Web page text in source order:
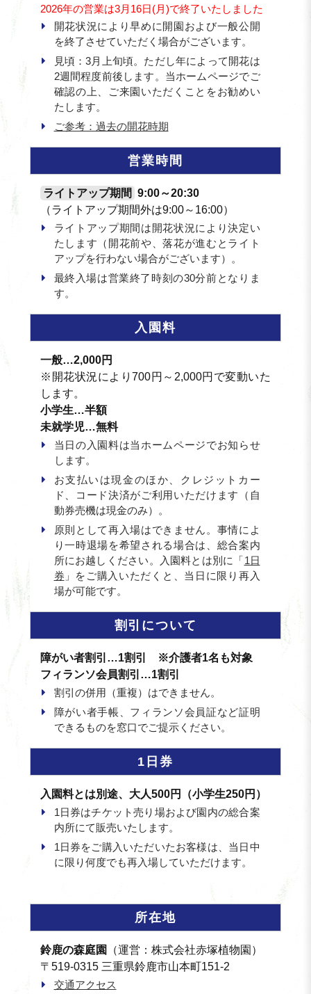
2026年の営業は3月16日(月)で終了いたしました
開花状況により早めに開園および一般公開
を終了させていただく場合がございます。
見頃：3月上旬頃。ただし年によって開花は
2週間程度前後します。当ホームページでご
確認の上、ご来園いただくことをお勧めい
たします。
ご参考：過去の開花時期
営業時間
ライトアップ期間 9:00～20:30
（ライトアップ期間外は9:00～16:00）
ライトアップ期間は開花状況により決定い
たします（開花前や、落花が進むとライト
アップを行わない場合がございます）。
最終入場は営業終了時刻の30分前となりま
す。
入園料
一般…2,000円
※開花状況により700円～2,000円で変動いた
します。
小学生…半額
未就学児…無料
当日の入園料は当ホームページでお知らせ
します。
お支払いは現金のほか、クレジットカー
ド、コード決済がご利用いただけます（自
動券売機は現金のみ）。
原則として再入場はできません。事情によ
り一時退場を希望される場合は、総合案内
所にお越しください。入園料とは別に「1日
券 」をご購入いただくと、当日に限り再入
場が可能です。
割引について
障がい者割引…1割引 ※介護者1名も対象
フィランソ会員割引…1割引
割引の併用（重複）はできません。
障がい者手帳、フィランソ会員証など証明
できるものを窓口でご提示ください。
1日券
入園料とは別途、大人500円（小学生250円）
1日券はチケット売り場および園内の総合案
内所にて販売いたします。
1日券をご購入いただいたお客様は、当日中
に限り何度でも再入場していただけます。
所在地
鈴鹿の森庭園
（運営：株式会社赤塚植物園）
〒519-0315 三重県鈴鹿市山本町151-2
交通アクセス